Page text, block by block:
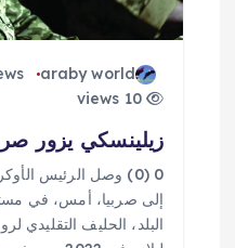
araby world
10 views
زيلينسكي يزور
0 (0) وصل الرئيس
إلى صربيا، أمس، في
البلد، الحليف التقليدي